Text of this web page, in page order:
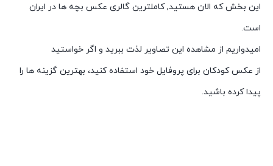
این بخش که الان هستید, کاملترین گالری عکس بچه ها در ایران
است.
امیدواریم از مشاهده این تصاویر لذت ببرید و اگر خواستید
از عکس کودکان برای پروفایل خود استفاده کنید، بهترین گزینه ها را
پیدا کرده باشید.